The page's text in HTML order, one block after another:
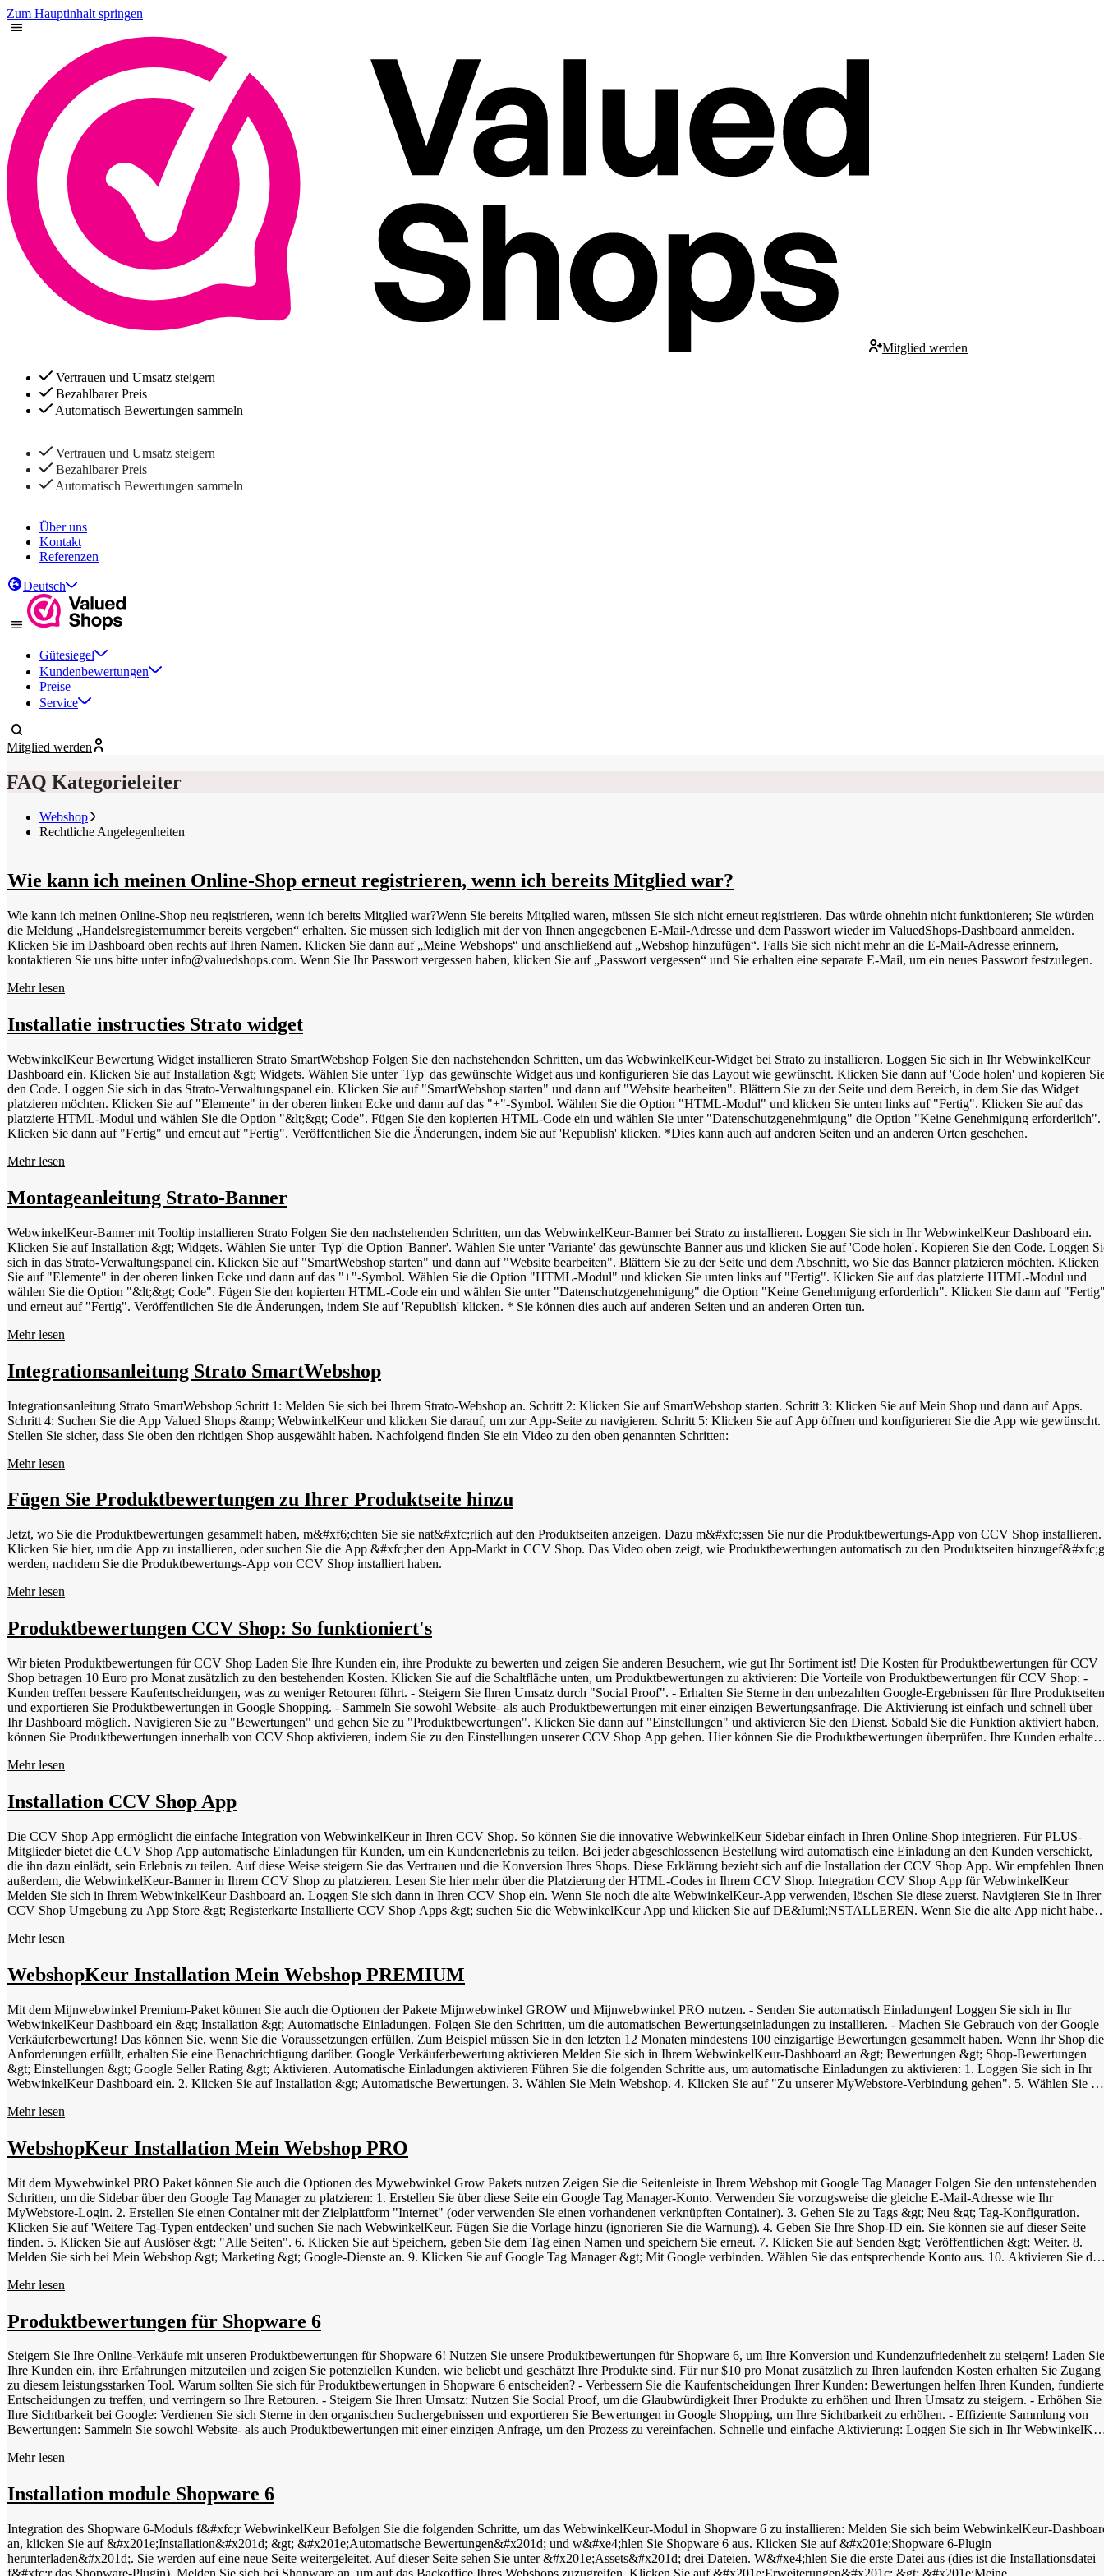
Zum Hauptinhalt springen
Mitglied werden
Vertrauen und Umsatz steigern
Bezahlbarer Preis
Automatisch Bewertungen sammeln
Vertrauen und Umsatz steigern
Bezahlbarer Preis
Automatisch Bewertungen sammeln
Über uns
Kontakt
Referenzen
Deutsch
Gütesiegel
Kundenbewertungen
Preise
Service
Mitglied werden
FAQ Kategorieleiter
Webshop
Rechtliche Angelegenheiten
Wie kann ich meinen Online-Shop erneut registrieren, wenn ich bereits Mitglied war?
Wie kann ich meinen Online-Shop neu registrieren, wenn ich bereits Mitglied war?Wenn Sie bereits Mitglied waren, müssen Sie sich nicht erneut registrieren. Das würde ohnehin nicht funktionieren; Sie würden
die Meldung „Handelsregisternummer bereits vergeben“ erhalten. Sie müssen sich lediglich mit der von Ihnen angegebenen E-Mail-Adresse und dem Passwort wieder im ValuedShops-Dashboard anmelden.
Klicken Sie im Dashboard oben rechts auf Ihren Namen. Klicken Sie dann auf „Meine Webshops“ und anschließend auf „Webshop hinzufügen“. Falls Sie sich nicht mehr an die E-Mail-Adresse erinnern,
kontaktieren Sie uns bitte unter info@valuedshops.com. Wenn Sie Ihr Passwort vergessen haben, klicken Sie auf „Passwort vergessen“ und Sie erhalten eine separate E-Mail, um ein neues Passwort festzulegen.
Mehr lesen
Installatie instructies Strato widget
WebwinkelKeur Bewertung Widget installieren Strato SmartWebshop Folgen Sie den nachstehenden Schritten, um das WebwinkelKeur-Widget bei Strato zu installieren. Loggen Sie sich in Ihr WebwinkelKeur
Dashboard ein. Klicken Sie auf Installation &gt; Widgets. Wählen Sie unter 'Typ' das gewünschte Widget aus und konfigurieren Sie das Layout wie gewünscht. Klicken Sie dann auf 'Code holen' und kopieren
den Code. Loggen Sie sich in das Strato-Verwaltungspanel ein. Klicken Sie auf "SmartWebshop starten" und dann auf "Website bearbeiten". Blättern Sie zu der Seite und dem Bereich, in dem Sie das Widget
platzieren möchten. Klicken Sie auf "Elemente" in der oberen linken Ecke und dann auf das "+"-Symbol. Wählen Sie die Option "HTML-Modul" und klicken Sie unten links auf "Fertig". Klicken Sie auf das
platzierte HTML-Modul und wählen Sie die Option "&lt;&gt; Code". Fügen Sie den kopierten HTML-Code ein und wählen Sie unter "Datenschutzgenehmigung" die Option "Keine Genehmigung erforderlich".
Klicken Sie dann auf "Fertig" und erneut auf "Fertig". Veröffentlichen Sie die Änderungen, indem Sie auf 'Republish' klicken. *Dies kann auch auf anderen Seiten und an anderen Orten geschehen.
Mehr lesen
Montageanleitung Strato-Banner
WebwinkelKeur-Banner mit Tooltip installieren Strato Folgen Sie den nachstehenden Schritten, um das WebwinkelKeur-Banner bei Strato zu installieren. Loggen Sie sich in Ihr WebwinkelKeur Dashboard ein.
Klicken Sie auf Installation &gt; Widgets. Wählen Sie unter 'Typ' die Option 'Banner'. Wählen Sie unter 'Variante' das gewünschte Banner aus und klicken Sie auf 'Code holen'. Kopieren Sie den Code. Loggen
sich in das Strato-Verwaltungspanel ein. Klicken Sie auf "SmartWebshop starten" und dann auf "Website bearbeiten". Blättern Sie zu der Seite und dem Abschnitt, wo Sie das Banner platzieren möchten. Klicken
Sie auf "Elemente" in der oberen linken Ecke und dann auf das "+"-Symbol. Wählen Sie die Option "HTML-Modul" und klicken Sie unten links auf "Fertig". Klicken Sie auf das platzierte HTML-Modul und
wählen Sie die Option "&lt;&gt; Code". Fügen Sie den kopierten HTML-Code ein und wählen Sie unter "Datenschutzgenehmigung" die Option "Keine Genehmigung erforderlich". Klicken Sie dann auf
und erneut auf "Fertig". Veröffentlichen Sie die Änderungen, indem Sie auf 'Republish' klicken. * Sie können dies auch auf anderen Seiten und an anderen Orten tun.
Mehr lesen
Integrationsanleitung Strato SmartWebshop
Integrationsanleitung Strato SmartWebshop Schritt 1: Melden Sie sich bei Ihrem Strato-Webshop an. Schritt 2: Klicken Sie auf SmartWebshop starten. Schritt 3: Klicken Sie auf Mein Shop und dann auf Apps.
Schritt 4: Suchen Sie die App Valued Shops &amp; WebwinkelKeur und klicken Sie darauf, um zur App-Seite zu navigieren. Schritt 5: Klicken Sie auf App öffnen und konfigurieren Sie die App wie gewünscht.
Stellen Sie sicher, dass Sie oben den richtigen Shop ausgewählt haben. Nachfolgend finden Sie ein Video zu den oben genannten Schritten:
Mehr lesen
Fügen Sie Produktbewertungen zu Ihrer Produktseite hinzu
Jetzt, wo Sie die Produktbewertungen gesammelt haben, m&#xf6;chten Sie sie nat&#xfc;rlich auf den Produktseiten anzeigen. Dazu m&#xfc;ssen Sie nur die Produktbewertungs-App von CCV Shop installieren.
Klicken Sie hier, um die App zu installieren, oder suchen Sie die App &#xfc;ber den App-Markt in CCV Shop. Das Video oben zeigt, wie Produktbewertungen automatisch zu den Produktseiten hinzugef&#xfc;gt
werden, nachdem Sie die Produktbewertungs-App von CCV Shop installiert haben.
Mehr lesen
Produktbewertungen CCV Shop: So funktioniert's
Wir bieten Produktbewertungen für CCV Shop Laden Sie Ihre Kunden ein, ihre Produkte zu bewerten und zeigen Sie anderen Besuchern, wie gut Ihr Sortiment ist! Die Kosten für Produktbewertungen für CCV
Shop betragen 10 Euro pro Monat zusätzlich zu den bestehenden Kosten. Klicken Sie auf die Schaltfläche unten, um Produktbewertungen zu aktivieren: Die Vorteile von Produktbewertungen für CCV Shop: -
Kunden treffen bessere Kaufentscheidungen, was zu weniger Retouren führt. - Steigern Sie Ihren Umsatz durch "Social Proof". - Erhalten Sie Sterne in den unbezahlten Google-Ergebnissen für Ihre Produktseiten
und exportieren Sie Produktbewertungen in Google Shopping. - Sammeln Sie sowohl Website- als auch Produktbewertungen mit einer einzigen Bewertungsanfrage. Die Aktivierung ist einfach und schnell über
Ihr Dashboard möglich. Navigieren Sie zu "Bewertungen" und gehen Sie zu "Produktbewertungen". Klicken Sie dann auf "Einstellungen" und aktivieren Sie den Dienst. Sobald Sie die Funktion aktiviert haben,
können Sie Produktbewertungen innerhalb von CCV Shop aktivieren, indem Sie zu den Einstellungen unserer CCV Shop App gehen. Hier können Sie die Produktbewertungen überprüfen. Ihre Kunden erhalten
Einladungen mit der Option, eine Produktbewertung zu hinterlassen, versendet werden, melden Sie sich in Ihrem WWK-Dashboard &gt; Einladungen an. Einladungen mit der Option, eine Produktbewertung zu
Sie jedem Produkt einen eindeutigen GTIN-Code zuweisen, können Suchprogramme wie Google die Produkte leicht finden. Es gibt verschiedene Arten von GTIN-Codes: - EAN | European Article Numbering |
8- oder 13-stelliger Strichcode - JAN | Japanese Article Numbering | 8- oder 13-stelliger Strichcode - UPC | Universal Product Code | 12-stelliger Strichcode - ISBN | International Standard Book Numbering | 13-
Produkte verwalten &gt; Produkt auswählen &gt; Metadaten. Klicken Sie auf die Schaltfläche unten, um die Produktbewertungen zu aktivieren:
Mehr lesen
Installation CCV Shop App
Die CCV Shop App ermöglicht die einfache Integration von WebwinkelKeur in Ihren CCV Shop. So können Sie die innovative WebwinkelKeur Sidebar einfach in Ihren Online-Shop integrieren. Für PLUS-
Mitglieder bietet die CCV Shop App automatische Einladungen für Kunden, um ein Kundenerlebnis zu teilen. Bei jeder abgeschlossenen Bestellung wird automatisch eine Einladung an den Kunden verschickt,
die ihn dazu einlädt, sein Erlebnis zu teilen. Auf diese Weise steigern Sie das Vertrauen und die Konversion Ihres Shops. Diese Erklärung bezieht sich auf die Installation der CCV Shop App. Wir empfehlen Ihnen
außerdem, die WebwinkelKeur-Banner in Ihrem CCV Shop zu platzieren. Lesen Sie hier mehr über die Platzierung der HTML-Codes in Ihrem CCV Shop. Integration CCV Shop App für WebwinkelKeur
Melden Sie sich in Ihrem WebwinkelKeur Dashboard an. Loggen Sie sich dann in Ihren CCV Shop ein. Wenn Sie noch die alte WebwinkelKeur-App verwenden, löschen Sie diese zuerst. Navigieren Sie in Ihrer
CCV Shop Umgebung zu App Store &gt; Registerkarte Installierte CCV Shop Apps &gt; suchen Sie die WebwinkelKeur App und klicken Sie auf DE&Iuml;NSTALLEREN. Wenn Sie die alte App nicht haben,
die App nach Ihren Wünschen. Unter anderem können Sie einstellen, ob Kunden bei einer zweiten Bestellung erneut eine Einladung erhalten und ob Einladungen nach der Bestellung oder dem Versand der
Konflikte mit anderen (JavaScript-)Codes in Ihrem Webshop gibt. Geben Sie eine Testbestellung auf und prüfen Sie, ob alles richtig funktioniert. Prüfen Sie in Ihrem WebwinkelKeur-Dashboard unter
"Bewertungen &gt; Einladungen", ob die Einladungen korrekt verschickt werden. Optional: Sie können auch das WebwinkelKeur-Widget oder Banner platzieren. Führen Sie dazu die folgenden Schritte aus.
Mehr lesen
WebshopKeur Installation Mein Webshop PREMIUM
Mit dem Mijnwebwinkel Premium-Paket können Sie auch die Optionen der Pakete Mijnwebwinkel GROW und Mijnwebwinkel PRO nutzen. - Senden Sie automatisch Einladungen! Loggen Sie sich in Ihr
WebwinkelKeur Dashboard ein &gt; Installation &gt; Automatische Einladungen. Folgen Sie den Schritten, um die automatischen Bewertungseinladungen zu installieren. - Machen Sie Gebrauch von der Google
Verkäuferbewertung! Das können Sie, wenn Sie die Voraussetzungen erfüllen. Zum Beispiel müssen Sie in den letzten 12 Monaten mindestens 100 einzigartige Bewertungen gesammelt haben. Wenn Ihr Shop die
Anforderungen erfüllt, erhalten Sie eine Benachrichtigung darüber. Google Verkäuferbewertung aktivieren Melden Sie sich in Ihrem WebwinkelKeur-Dashboard an &gt; Bewertungen &gt; Shop-Bewertungen
&gt; Einstellungen &gt; Google Seller Rating &gt; Aktivieren. Automatische Einladungen aktivieren Führen Sie die folgenden Schritte aus, um automatische Einladungen zu aktivieren: 1. Loggen Sie sich in Ihr
WebwinkelKeur Dashboard ein. 2. Klicken Sie auf Installation &gt; Automatische Bewertungen. 3. Wählen Sie Mein Webshop. 4. Klicken Sie auf "Zu unserer MyWebstore-Verbindung gehen". 5. Wählen Sie
'Einstellungen'. 9. Klicken Sie auf 'Add-ons &amp; Module' &gt; 'Apps &amp; Integrationen'. 10. Klicken Sie auf 'Token hinzufügen'. 11. Wählen Sie als Partner 'WebwinkelKeur' und klicken Sie auf Speichern.
Einladung (Tage)' die gewünschte Wartezeit ein. 15. Klicken Sie auf 'Speichern'. Die Integration ist nun eingerichtet und die Einladungen werden automatisch erstellt, sobald eine Bestellung abgeschlossen ist. Die
Mehr lesen
WebshopKeur Installation Mein Webshop PRO
Mit dem Mywebwinkel PRO Paket können Sie auch die Optionen des Mywebwinkel Grow Pakets nutzen Zeigen Sie die Seitenleiste in Ihrem Webshop mit Google Tag Manager Folgen Sie den untenstehenden
Schritten, um die Sidebar über den Google Tag Manager zu platzieren: 1. Erstellen Sie über diese Seite ein Google Tag Manager-Konto. Verwenden Sie vorzugsweise die gleiche E-Mail-Adresse wie Ihr
MyWebstore-Login. 2. Erstellen Sie einen Container mit der Zielplattform "Internet" (oder verwenden Sie einen vorhandenen verknüpften Container). 3. Gehen Sie zu Tags &gt; Neu &gt; Tag-Konfiguration.
Klicken Sie auf 'Weitere Tag-Typen entdecken' und suchen Sie nach WebwinkelKeur. Fügen Sie die Vorlage hinzu (ignorieren Sie die Warnung). 4. Geben Sie Ihre Shop-ID ein. Sie können sie auf dieser Seite
finden. 5. Klicken Sie auf Auslöser &gt; "Alle Seiten". 6. Klicken Sie auf Speichern, geben Sie dem Tag einen Namen und speichern Sie erneut. 7. Klicken Sie auf Senden &gt; Veröffentlichen &gt; Weiter. 8.
Melden Sie sich bei Mein Webshop &gt; Marketing &gt; Google-Dienste an. 9. Klicken Sie auf Google Tag Manager &gt; Mit Google verbinden. Wählen Sie das entsprechende Konto aus. 10. Aktivieren Sie den
Browser unterstützt den Video-Tag nicht. Platzieren Sie auch das Widget, um Ihre Bewertungen anzuzeigen Nachdem Sie die Seitenleiste platziert haben, können Sie auch das Widget installieren: 1. Loggen Sie
Code. 4. Melden Sie sich in Ihrem MyWebstore-Dashboard an &gt; Einstellungen &gt; Design &gt; Layout. 5. Ziehen Sie ein Textelement an die gewünschte Stelle. 6. Fügen Sie den BBCode als Text ein und
klicken Sie auf Übernehmen. 7. Klicken Sie auf Speichern. In dem Video unten können Sie die Schritte noch einmal sehen: Ihr Browser unterstützt keine Video-Tags. WebwinkelKeur-Widget ohne Google Tag
verfügt und von der wir dringend abraten. Anzeigen von Bannern in Ihrem Webshop Neben Sidebar und Widget können Sie auch Banner platzieren: 1. Loggen Sie sich in Ihr WebwinkelKeur Dashboard ein. 2.
Navigieren Sie zu Installation &gt; Banner. 3. Wählen Sie das gewünschte Banner aus und ändern Sie den Typ in PNG. 4. Klicken Sie mit der rechten Maustaste &gt; Bild speichern unter... und speichern Sie. 5.
Laden Sie das Bild in My Web Store &gt; Einstellungen &gt; Design &gt; Bilder hoch. 6. Navigieren Sie dann zu Einstellungen &gt; Design &gt; Layout. 7. Ziehen Sie ein Bildelement an die gewünschte Stelle.
8. Wählen Sie das Bild aus und fügen Sie die Link-URL hinzu (die sich im Code des Banners befindet). 9. Klicken Sie auf Übernehmen und dann auf Speichern. In dem folgenden Video sehen Sie die oben
genannten Schritte: Ihr Browser unterstützt keine Video-Tags.
Mehr lesen
Produktbewertungen für Shopware 6
Steigern Sie Ihre Online-Verkäufe mit unseren Produktbewertungen für Shopware 6! Nutzen Sie unsere Produktbewertungen für Shopware 6, um Ihre Konversion und Kundenzufriedenheit zu steigern! Laden Sie
Ihre Kunden ein, ihre Erfahrungen mitzuteilen und zeigen Sie potenziellen Kunden, wie beliebt und geschätzt Ihre Produkte sind. Für nur $10 pro Monat zusätzlich zu Ihren laufenden Kosten erhalten Sie Zugang
zu diesem leistungsstarken Tool. Warum sollten Sie sich für Produktbewertungen in Shopware 6 entscheiden? - Verbessern Sie die Kaufentscheidungen Ihrer Kunden: Bewertungen helfen Ihren Kunden, fundierte
Entscheidungen zu treffen, und verringern so Ihre Retouren. - Steigern Sie Ihren Umsatz: Nutzen Sie Social Proof, um die Glaubwürdigkeit Ihrer Produkte zu erhöhen und Ihren Umsatz zu steigern. - Erhöhen Sie
Ihre Sichtbarkeit bei Google: Verdienen Sie sich Sterne in den organischen Suchergebnissen und exportieren Sie Bewertungen in Google Shopping, um Ihre Sichtbarkeit zu erhöhen. - Effiziente Sammlung von
Bewertungen: Sammeln Sie sowohl Website- als auch Produktbewertungen mit einer einzigen Anfrage, um den Prozess zu vereinfachen. Schnelle und einfache Aktivierung: Loggen Sie sich in Ihr WebwinkelKeur
Dashboard ein. Gehen Sie zu 'Erweiterungen' &gt; 'Meine Erweiterungen'. Gehen Sie zu den Einstellungen unserer Shopware-App, indem Sie auf die drei Punkte hinter der Erweiterung und dann auf
können sie auch ihre Produkte bewerten. Überprüfen Sie in Ihrem WebwinkelKeur Dashboard &gt; Einladungen, ob alles korrekt eingerichtet ist und die Einladungen verschickt werden. Einladungen sind an
einem grauen Einkaufswagen-Symbol zu erkennen. Steigern Sie Ihre Sichtbarkeit mit GTIN-Codes: Verwenden Sie GTIN (Global Trade Item Number), um Ihre Produkte leicht zu unterscheiden und Ihre
Artikelnummerierung): 8- oder 13-stelliger Strichcode - UPC (Universeller Produkt-Code): 12-stelliger Strichcode - ISBN (Internationale Standardbuchnummerierung): 13-stellige Nummer - IFT-14 (Interleaved
Two of Five): 14-stellige Nummer Fügen Sie diese Codes einfach in Ihrem Shopware Dashboard unter 'Kataloge' &gt; 'Produkte' &gt; wählen Sie ein Produkt aus &gt; unten finden Sie das Feld für GTIN/EAN.
Erhöhen Sie die Sichtbarkeit Ihrer Produkte und optimieren Sie Ihr SEO mit unseren Lösungen für Bewertungen und GTIN! Sie erhalten von uns einen Google-Feed, um die Bewertungen für Google Shopping
Mehr lesen
Installation module Shopware 6
Integration des Shopware 6-Moduls f&#xfc;r WebwinkelKeur Befolgen Sie die folgenden Schritte, um das WebwinkelKeur-Modul in Shopware 6 zu installieren: Melden Sie sich beim WebwinkelKeur-Dashboard
an, klicken Sie auf &#x201e;Installation&#x201d; &gt; &#x201e;Automatische Bewertungen&#x201d; und w&#xe4;hlen Sie Shopware 6 aus. Klicken Sie auf &#x201e;Shopware 6-Plugin
herunterladen&#x201d;. Sie werden auf eine neue Seite weitergeleitet. Auf dieser Seite sehen Sie unter &#x201e;Assets&#x201d; drei Dateien. W&#xe4;hlen Sie die erste Datei aus (dies ist die Installationsdatei